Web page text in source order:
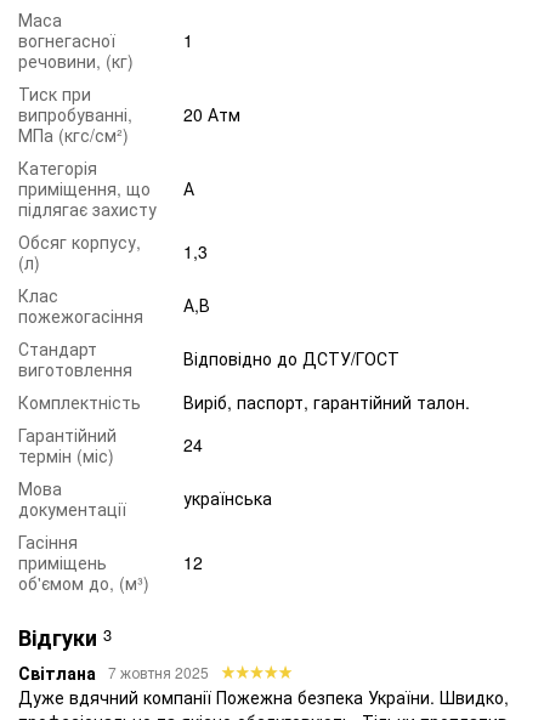
Маса
вогнегасної
речовини, (кг)
1
Тиск при
випробуванні,
МПа (кгс/см²)
20 Атм
Категорія
приміщення, що
підлягає захисту
А
Обсяг корпусу,
(л)
1,3
Клас
пожежогасіння
А,В
Стандарт
виготовлення
Відповідно до ДСТУ/ГОСТ
Комплектність
Виріб, паспорт, гарантійний талон.
Гарантійний
термін (міс)
24
Мова
документації
українська
Гасіння
приміщень
об'ємом до, (м³)
12
Відгуки 3
Світлана 7 жовтня 2025
Дуже вдячний компанії Пожежна безпека України. Швидко,